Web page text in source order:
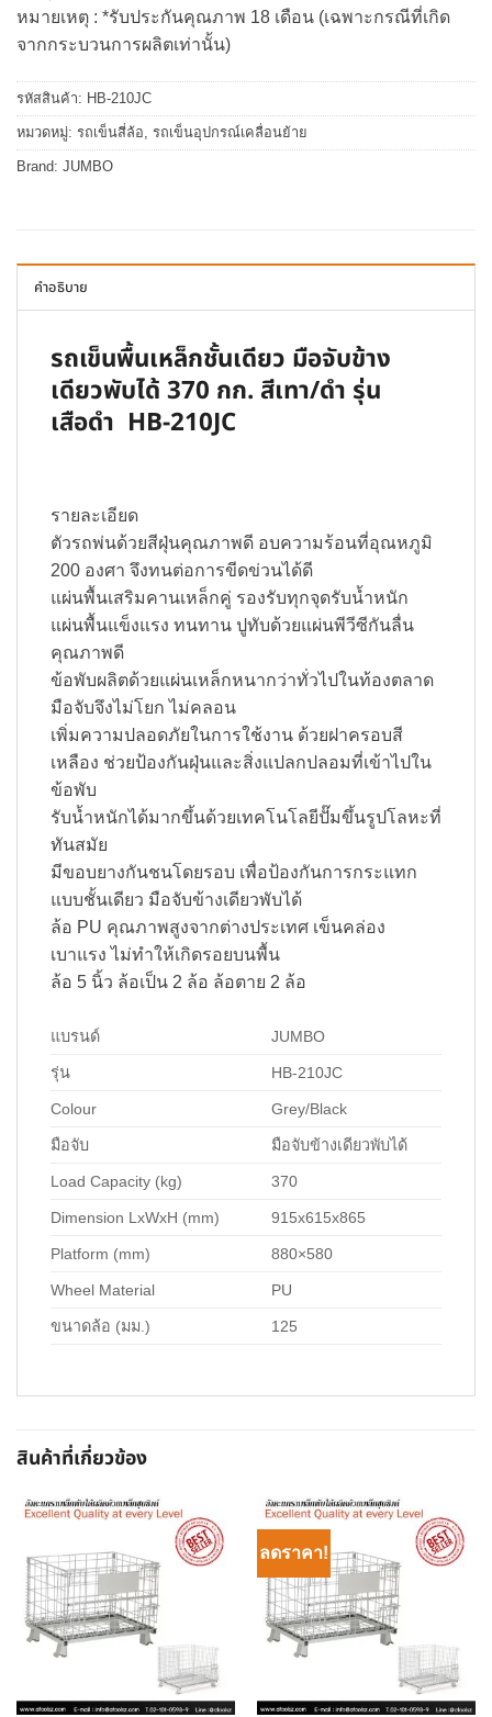
หมายเหตุ : *รับประกันคุณภาพ 18 เดือน (เฉพาะกรณีที่เกิด
จากกระบวนการผลิตเท่านั้น)
รหัสสินค้า: HB-210JC
หมวดหมู่: รถเข็นสี่ล้อ รถเข็นอุปกรณ์เคลื่อนย้าย
Brand: JUMBO
คำอธิบาย
รถเข็นพื้นเหล็กชั้นเดียว มือจับข้าง
เดียวพับได้ 370 กก. สีเทา/ดำ รุ่น
เสือดำ HB-210JC
รายละเอียด
ตัวรถพ่นด้วยสีฝุ่นคุณภาพดี อบความร้อนที่อุณหภูมิ
200 องศา จึงทนต่อการขีดข่วนได้ดี
แผ่นพื้นเสริมคานเหล็กคู่ รองรับทุกจุดรับน้ำหนัก
แผ่นพื้นแข็งแรง ทนทาน ปูทับด้วยแผ่นพีวีซีกันลื่น
คุณภาพดี
ข้อพับผลิตด้วยแผ่นเหล็กหนากว่าทั่วไปในท้องตลาด
มือจับจึงไม่โยก ไม่คลอน
เพิ่มความปลอดภัยในการใช้งาน ด้วยฝาครอบสี
เหลือง ช่วยป้องกันฝุ่นและสิ่งแปลกปลอมที่เข้าไปใน
ข้อพับ
รับน้ำหนักได้มากขึ้นด้วยเทคโนโลยีปั๊มขึ้นรูปโลหะที่
ทันสมัย
มีขอบยางกันชนโดยรอบ เพื่อป้องกันการกระแทก
แบบชั้นเดียว มือจับข้างเดียวพับได้
ล้อ PU คุณภาพสูงจากต่างประเทศ เข็นคล่อง
เบาแรง ไม่ทำให้เกิดรอยบนพื้น
ล้อ 5 นิ้ว ล้อเป็น 2 ล้อ ล้อตาย 2 ล้อ
แบรนด์ JUMBO
รุ่น HB-210JC
Colour Grey/Black
มือจับ มือจับข้างเดียวพับได้
Load Capacity (kg) 370
Dimension LxWxH (mm) 915x615x865
Platform (mm) 880×580
Wheel Material PU
ขนาดล้อ (มม.) 125
สินค้าที่เกี่ยวข้อง
ลดราคา!